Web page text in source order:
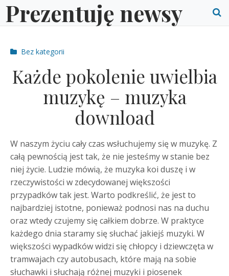
Skip
toPrezentuję newsy
Post
Bez kategorii
Każde pokolenie uwielbia
muzykę – muzyka
download
W naszym życiu cały czas wsłuchujemy się w muzykę. Z
całą pewnością jest tak, że nie jesteśmy w stanie bez
niej życie. Ludzie mówią, że muzyka koi duszę i w
rzeczywistości w zdecydowanej większości
przypadków tak jest. Warto podkreślić, że jest to
najbardziej istotne, ponieważ podnosi nas na duchu
oraz wtedy czujemy się całkiem dobrze. W praktyce
każdego dnia staramy się słuchać jakiejś muzyki. W
większości wypadków widzi się chłopcy i dziewczęta w
tramwajach czy autobusach, które mają na sobie
słuchawki i słuchają różnej muzyki i piosenek